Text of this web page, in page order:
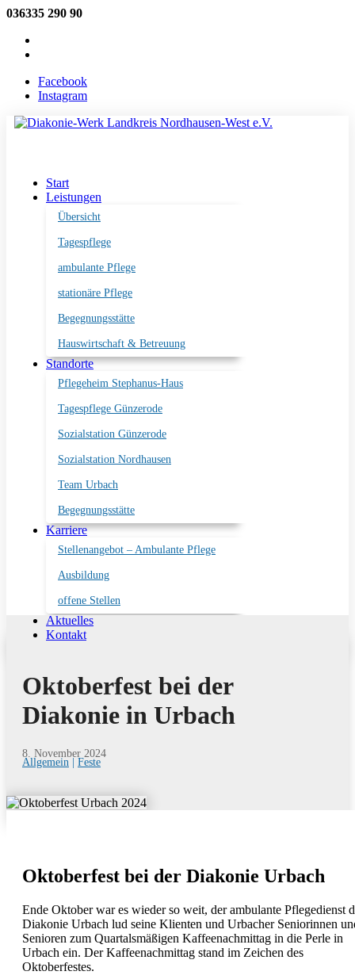
036335 290 90
Facebook
Instagram
Start
Leistungen
Übersicht
Tagespflege
ambulante Pflege
stationäre Pflege
Begegnungsstätte
Hauswirtschaft & Betreuung
Standorte
Pflegeheim Stephanus-Haus
Tagespflege Günzerode
Sozialstation Günzerode
Sozialstation Nordhausen
Team Urbach
Begegnungsstätte
Karriere
Stellenangebot – Ambulante Pflege
Ausbildung
offene Stellen
Aktuelles
Kontakt
Oktoberfest bei der
Diakonie in Urbach
8. November 2024
Allgemein Feste
Oktoberfest bei der Diakonie Urbach
Ende Oktober war es wieder so weit, der ambulante Pflegedienst
Diakonie Urbach lud seine Klienten und Urbacher Seniorinnen
Senioren zum Quartalsmäßigen Kaffeenachmittag in die Perle in
Urbach ein. Der Kaffeenachmittag stand im Zeichen des
Oktoberfestes.